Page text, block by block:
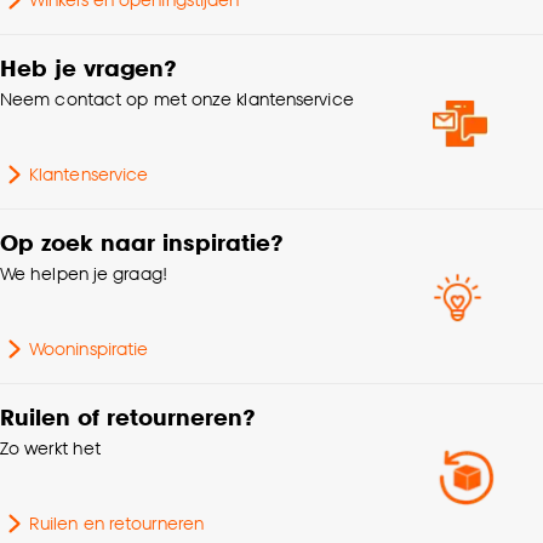
cookieverklaring
Heb je vragen?
Neem contact op met onze klantenservice
Klantenservice
Op zoek naar inspiratie?
We helpen je graag!
Wooninspiratie
Ruilen of retourneren?
Zo werkt het
Ruilen en retourneren